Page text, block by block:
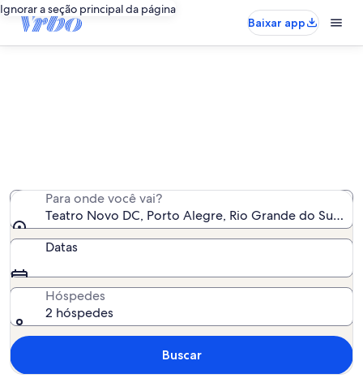
Ignorar a seção principal da página
Baixar app
Para onde você vai?
Teatro Novo DC, Porto Alegre, Rio Grande do Sul,
Datas
Hóspedes
2 hóspedes
Buscar